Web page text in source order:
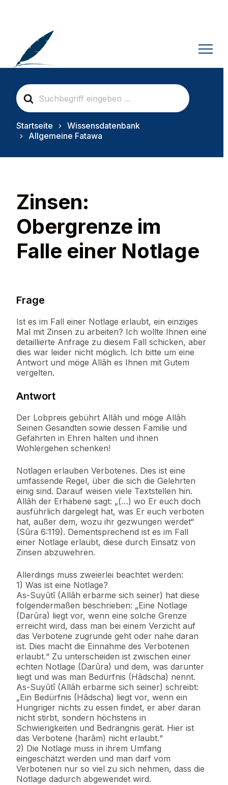
S
e
a
c
o
Startseite
Wissensdatenbank
Allgemeine Fatawa
Zinsen:
Obergrenze im
Falle einer Notlage
Frage
Ist es im Fall einer Notlage erlaubt, ein einziges
Mal mit Zinsen zu arbeiten? Ich wollte Ihnen eine
detaillierte Anfrage zu diesem Fall schicken, aber
dies war leider nicht möglich. Ich bitte um eine
Antwort und möge Allâh es Ihnen mit Gutem
vergelten.
Antwort
Der Lobpreis gebührt Allâh und möge Allâh
Seinen Gesandten sowie dessen Familie und
Gefährten in Ehren halten und ihnen
Wohlergehen schenken!
Notlagen erlauben Verbotenes. Dies ist eine
umfassende Regel, über die sich die Gelehrten
einig sind. Darauf weisen viele Textstellen hin.
Allâh der Erhabene sagt: „(…) wo Er euch doch
ausführlich dargelegt hat, was Er euch verboten
hat, außer dem, wozu ihr gezwungen werdet“
(Sûra 6:119). Dementsprechend ist es im Fall
einer Notlage erlaubt, diese durch Einsatz von
Zinsen abzuwehren.
Allerdings muss zweierlei beachtet werden:
1) Was ist eine Notlage?
As-Suyûtî (Allâh erbarme sich seiner) hat diese
folgendermaßen beschrieben: „Eine Notlage
(Darûra) liegt vor, wenn eine solche Grenze
erreicht wird, dass man bei einem Verzicht auf
das Verbotene zugrunde geht oder nahe daran
ist. Dies macht die Einnahme des Verbotenen
erlaubt.“ Zu unterscheiden ist zwischen einer
echten Notlage (Darûra) und dem, was darunter
liegt und was man Bedürfnis (Hâdscha) nennt.
As-Suyûtî (Allâh erbarme sich seiner) schreibt:
„Ein Bedürfnis (Hâdscha) liegt vor, wenn ein
Hungriger nichts zu essen findet, er aber daran
nicht stirbt, sondern höchstens in
Schwierigkeiten und Bedrängnis gerät. Hier ist
das Verbotene (harâm) nicht erlaubt.“
2) Die Notlage muss in ihrem Umfang
eingeschätzt werden und man darf vom
Verbotenen nur so viel zu sich nehmen, dass die
Notlage dadurch abgewendet wird.